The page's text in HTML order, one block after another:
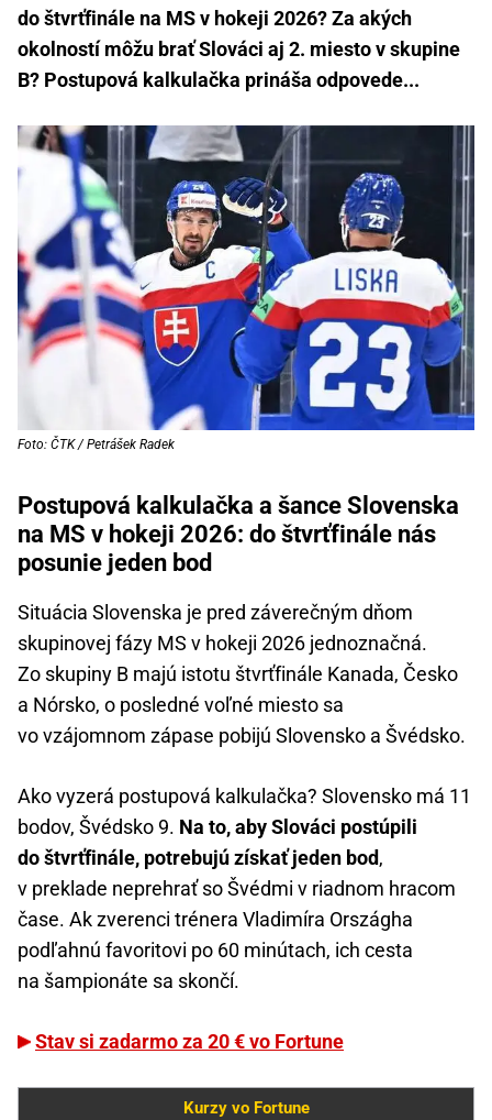
do štvrťfinále na MS v hokeji 2026? Za akých
okolností môžu brať Slováci aj 2. miesto v skupine
B? Postupová kalkulačka prináša odpovede...
Foto: ČTK / Petrášek Radek
Postupová kalkulačka a šance Slovenska
na MS v hokeji 2026: do štvrťfinále nás
posunie jeden bod
Situácia Slovenska je pred záverečným dňom
skupinovej fázy MS v hokeji 2026 jednoznačná.
Zo skupiny B majú istotu štvrťfinále Kanada, Česko
a Nórsko, o posledné voľné miesto sa
vo vzájomnom zápase pobijú Slovensko a Švédsko.
Ako vyzerá postupová kalkulačka? Slovensko má 11
bodov, Švédsko 9. Na to, aby Slováci postúpili
do štvrťfinále, potrebujú získať jeden bod,
v preklade neprehrať so Švédmi v riadnom hracom
čase. Ak zverenci trénera Vladimíra Országha
podľahnú favoritovi po 60 minútach, ich cesta
na šampionáte sa skončí.
Stav si zadarmo za 20 € vo Fortune
Kurzy vo Fortune